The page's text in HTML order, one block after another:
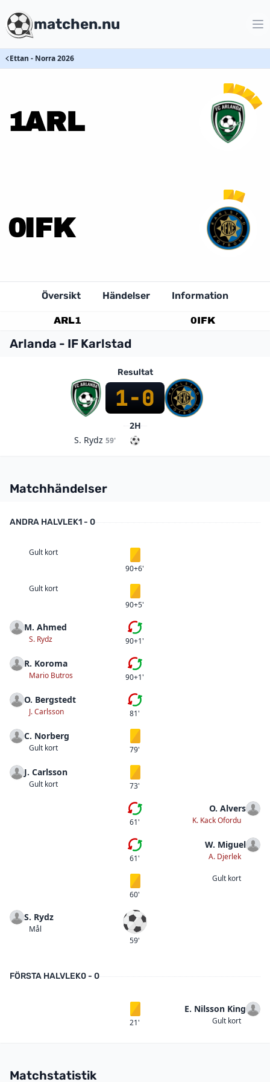
matchen.nu
Ettan - Norra 2026
1ARL
0IFK
Översikt Händelser Information
ARL1 0IFK
Arlanda - IF Karlstad
Resultat
1-0
2H
S. Rydz 59'
Matchhändelser
ANDRA HALVLEK1 - 0
Gult kort
Gult kort
90+6'
Gult kort
Gult kort
90+5'
M. Ahmed
S. Rydz
Tredje bytet
90+1'
R. Koroma
Mario Butros
Andra bytet
90+1'
O. Bergstedt
J. Carlsson
Första bytet
81'
C. Norberg
Gult kort
Gult kort
79'
J. Carlsson
Gult kort
Gult kort
73'
Andra bytet
61'
O. Alvers
K. Kack Ofordu
Första bytet
61'
W. Miguel
A. Djerlek
Gult kort
60'
Gult kort
S. Rydz
Mål Mål
59'
FÖRSTA HALVLEK0 - 0
Gult kort
21'
E. Nilsson King
Gult kort
Matchstatistik